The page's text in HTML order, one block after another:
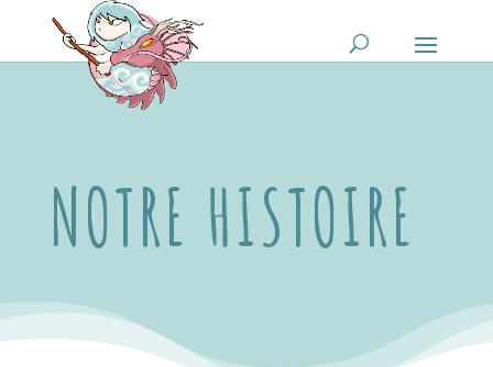
NOTRE HISTOIRE